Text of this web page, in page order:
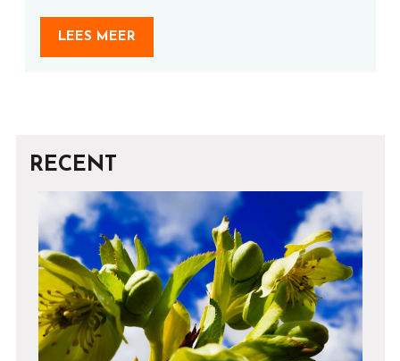
LEES MEER
RECENT